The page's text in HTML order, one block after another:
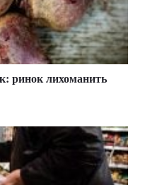
ринок лихоманить